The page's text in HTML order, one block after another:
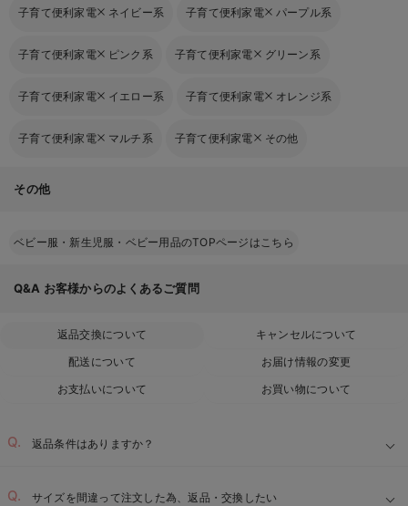
子育て便利家電 ネイビー系 子育て便利家電 パープル系
子育て便利家電 ピンク系 子育て便利家電 グリーン系
子育て便利家電 イエロー系 子育て便利家電 オレンジ系
子育て便利家電 マルチ系 子育て便利家電 その他
その他
ベビー服・新生児服・ベビー用品のTOPページはこちら
Q&A お客様からのよくあるご質問
返品交換について
キャンセルについて
配送について
お届け情報の変更
お支払いについて
お買い物について
返品条件はありますか？
サイズを間違って注文した為、返品・交換したい